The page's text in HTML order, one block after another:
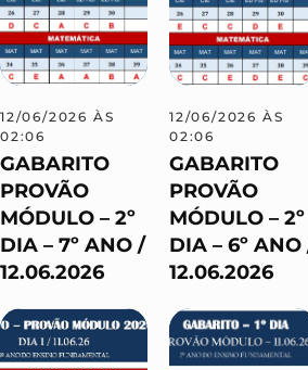
12/06/2026 ÀS
02:06
GABARITO
PROVÃO
MÓDULO – 2º
DIA – 7º ANO /
12.06.2026
12/06/2026 ÀS
02:06
GABARITO
PROVÃO
MÓDULO – 2º
DIA – 6º ANO
12.06.2026